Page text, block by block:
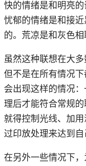
快的情绪是和明亮
忧郁的情绪是和接
的。荒凉是和灰色相
虽然这种联想在大多
但不是在所有情况
会出现这样的情况
理后才能符合常规
就得控制光线、加
过印放处理来达到自
在另外一些情况下